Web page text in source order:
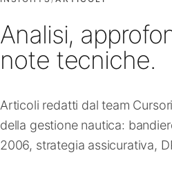
Strumenti
Chi siamo
Analisi,
note tecniche.
Articoli redatti dal team
della gestione nautica:
2006, strategia assicurativa,